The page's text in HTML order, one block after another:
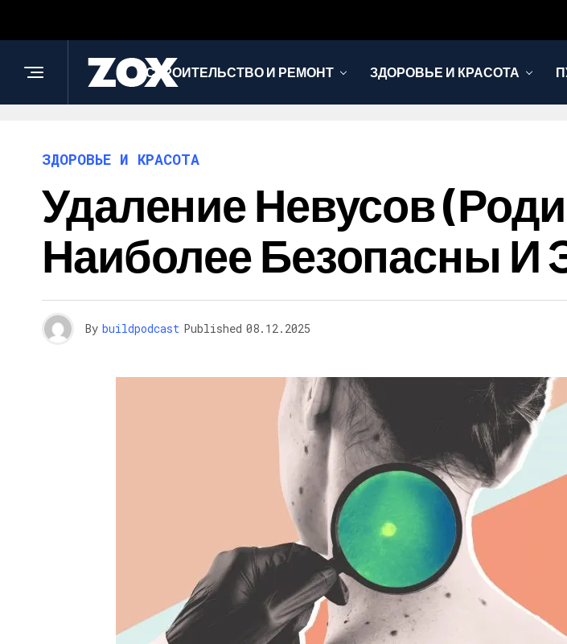
СТРОИТЕЛЬСТВО И РЕМОНТ ЗДОРОВЬЕ И КРАСОТА
ЗДОРОВЬЕ И КРАСОТА
Удаление Невусов
Наиболее Безопасны
By buildpodcast Published 08.12.2025